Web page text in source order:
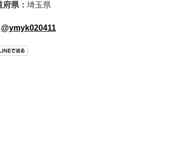
府県： 埼玉県
@ymyk020411